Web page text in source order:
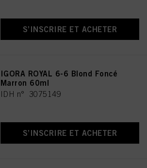
S’INSCRIRE ET ACHETER
IGORA ROYAL 6-6 Blond Foncé
Marron 60ml
IDH n° 3075149
S’INSCRIRE ET ACHETER